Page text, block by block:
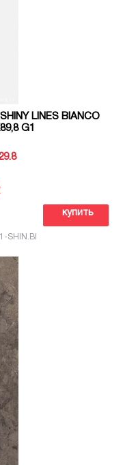
LINES BIANCO
G1
купить
SHIN.BI